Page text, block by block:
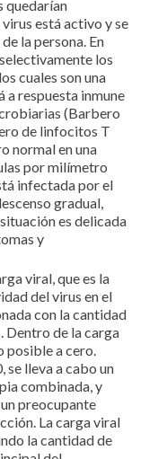
quedarían
virus está activo y se
la persona. En
los
cuales son una
respuesta inmune
(Barbero
de linfocitos T
normal en una
por milímetro
infectada por el
gradual,
es delicada
y
viral, que es la
del virus en el
con la cantidad
Dentro de la carga
posible a cero.
se lleva a cabo un
combinada, y
preocupante
La carga viral
la cantidad de